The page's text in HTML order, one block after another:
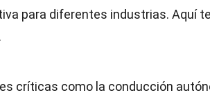
para diferentes industrias. Aquí te
críticas como la conducción